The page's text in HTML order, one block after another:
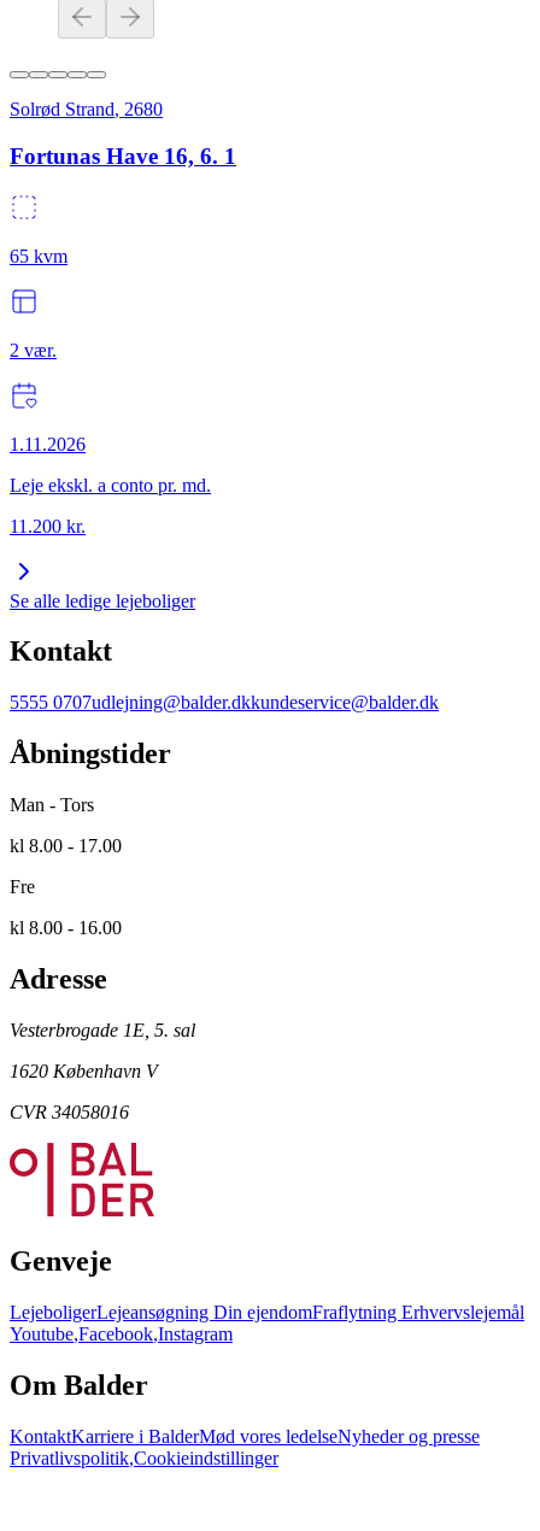
Solrød Strand, 2680
Fortunas Have 16, 6. 1
65 kvm
2 vær.
1.11.2026
Leje ekskl. a conto pr. md.
11.200 kr.
Se alle ledige lejeboliger
Kontakt
5555 0707udlejning@balder.dkkundeservice@balder.dk
Åbningstider
Man - Tors
kl 8.00 - 17.00
Fre
kl 8.00 - 16.00
Adresse
Vesterbrogade 1E, 5. sal
1620 København V
CVR 34058016
Genveje
LejeboligerLejeansøgning Din ejendomFraflytning Erhvervslejemål
Youtube,Facebook,Instagram
Om Balder
KontaktKarriere i BalderMød vores ledelseNyheder og presse
Privatlivspolitik,Cookieindstillinger